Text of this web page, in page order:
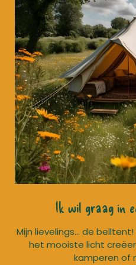
Ik wil graag in
Mijn lievelings... de
het mooiste licht
kamperen of